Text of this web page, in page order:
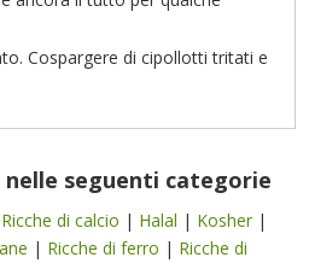
Cospargere di cipollotti tritati e
seguenti categorie
Ricche di calcio | Halal | Kosher |
| Ricche di ferro | Ricche di